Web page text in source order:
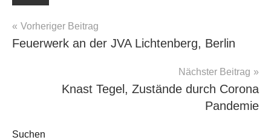
Beitragsnavigation
Vorheriger Beitrag
Feuerwerk an der JVA Lichtenberg, Berlin
Nächster Beitrag
Knast Tegel, Zustände durch Corona
Pandemie
Suchen